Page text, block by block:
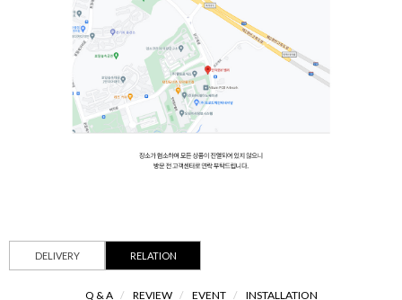
DELIVERY RELATION
Q & A / REVIEW / EVENT / INSTALLATION